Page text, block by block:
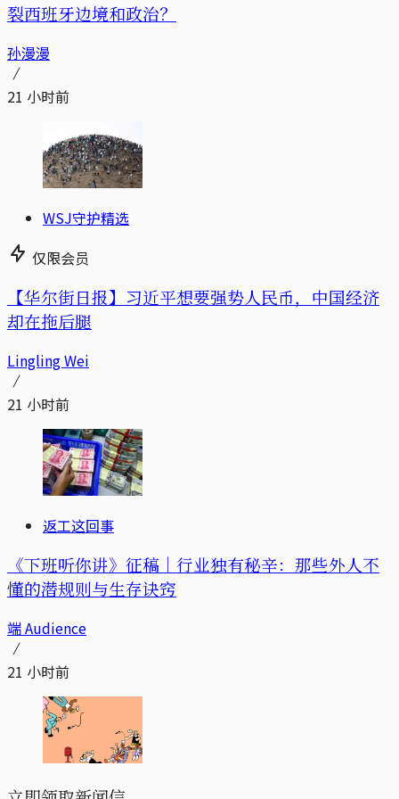
裂西班牙边境和政治？
孙漫漫
21 小时前
WSJ守护精选
仅限会员
【华尔街日报】习近平想要强势人民币，中国经济
却在拖后腿
Lingling Wei
21 小时前
返工这回事
《下班听你讲》征稿｜行业独有秘辛：那些外人不
懂的潜规则与生存诀窍
端 Audience
21 小时前